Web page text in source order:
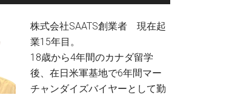
株式会社SAATS創業者 現在起
業15年目。
18歳から4年間のカナダ留学
後、在日米軍基地で6年間マー
チャンダイズバイヤーとして勤